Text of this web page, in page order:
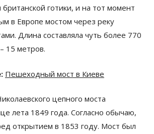
готики, и на тот момент
в Европе мостом через реку
Длина составляла чуть более 770
15 метров.
Пешеходный мост в Киеве
цепного моста
лета 1849 года. Согласно обычаю,
открытием в 1853 году. Мост был